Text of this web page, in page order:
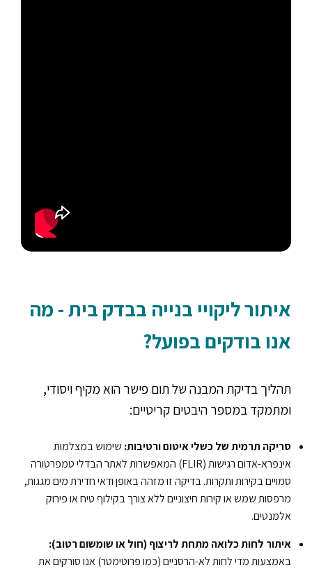
איתור ליקויי בנייה בבדק בית - מה
אנו בודקים בפועל?
תהליך בדיקת המבנה של תום פישר הוא מקיף ויסודי,
ומתמקד במספר היבטים קריטיים:
סריקה תרמית של כשלי איטום ורטיבות: שימוש במצלמות
אינפרא-אדום רגישות (FLIR) המאפשרות לאתר הבדלי טמפרטורה
סמויים בקירות ותקרות. בדיקה זו מזהה באופן ודאי חדירת מים מגגות,
מרפסות שמש או קירות חיצוניים ללא צורך בקילוף טיח או פירוק
אלמנטים.
איתור לחות כלואה מתחת לריצוף (חול או שומשום רטוב):
באמצעות מדי לחות לא-הרסניים (כמו פרוטימטר) אנו סורקים את